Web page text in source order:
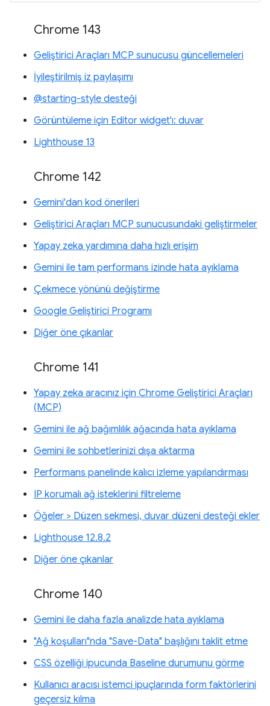
Chrome 143
Geliştirici Araçları MCP sunucusu güncellemeleri
İyileştirilmiş iz paylaşımı
@starting-style desteği
Görüntüleme için Editor widget'ı: duvar
Lighthouse 13
Chrome 142
Gemini'dan kod önerileri
Geliştirici Araçları MCP sunucusundaki geliştirmeler
Yapay zeka yardımına daha hızlı erişim
Gemini ile tam performans izinde hata ayıklama
Çekmece yönünü değiştirme
Google Geliştirici Programı
Diğer öne çıkanlar
Chrome 141
Yapay zeka aracınız için Chrome Geliştirici Araçları
(MCP)
Gemini ile ağ bağımlılık ağacında hata ayıklama
Gemini ile sohbetlerinizi dışa aktarma
Performans panelinde kalıcı izleme yapılandırması
IP korumalı ağ isteklerini filtreleme
Öğeler > Düzen sekmesi, duvar düzeni desteği ekler
Lighthouse 12.8.2
Diğer öne çıkanlar
Chrome 140
Gemini ile daha fazla analizde hata ayıklama
"Ağ koşulları"nda "Save-Data" başlığını taklit etme
CSS özelliği ipucunda Baseline durumunu görme
Kullanıcı aracısı istemci ipuçlarında form faktörlerini
geçersiz kılma